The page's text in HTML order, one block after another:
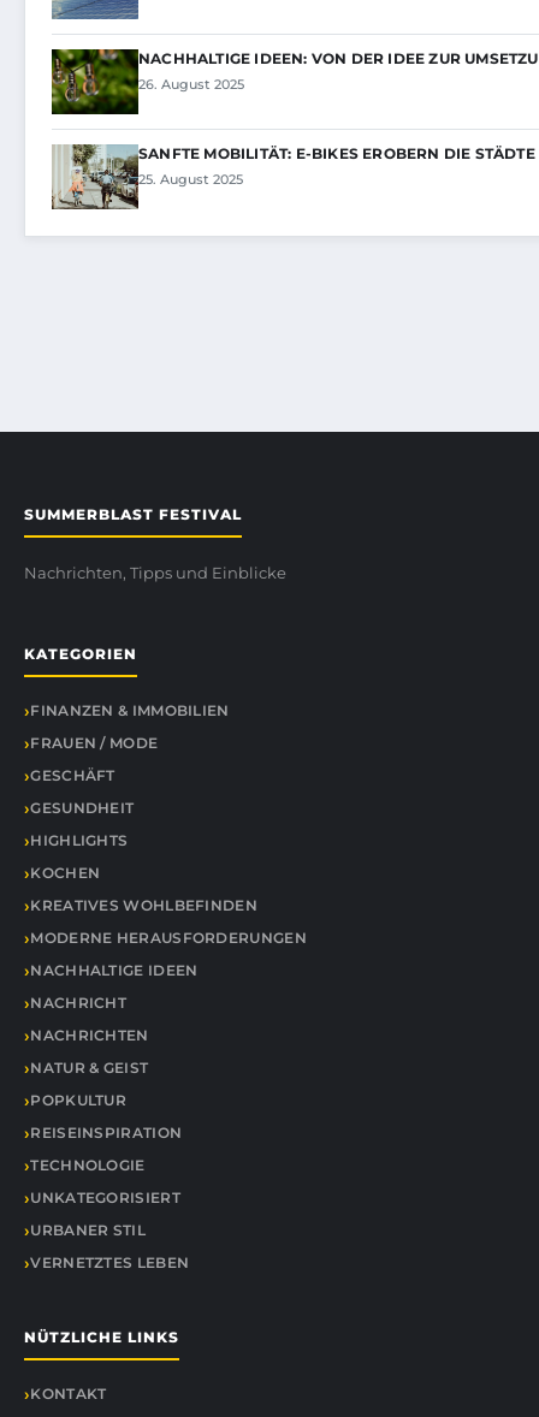
NACHHALTIGE IDEEN: VON DER IDEE ZUR
26. August 2025
SANFTE MOBILITÄT: E-BIKES EROBERN DIE STÄDTE
25. August 2025
SUMMERBLAST FESTIVAL
Nachrichten, Tipps und Einblicke
KATEGORIEN
FINANZEN & IMMOBILIEN
FRAUEN / MODE
GESCHÄFT
GESUNDHEIT
HIGHLIGHTS
KOCHEN
KREATIVES WOHLBEFINDEN
MODERNE HERAUSFORDERUNGEN
NACHHALTIGE IDEEN
NACHRICHT
NACHRICHTEN
NATUR & GEIST
POPKULTUR
REISEINSPIRATION
TECHNOLOGIE
UNKATEGORISIERT
URBANER STIL
VERNETZTES LEBEN
NÜTZLICHE LINKS
KONTAKT